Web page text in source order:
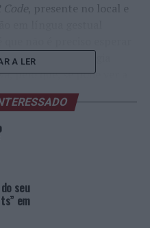
Code, presente no local e
que esta tecnologia
pelo que, se pode ver a
necessárias.
papel educativo que, o
país, tem,
Quebrar
incluir todos e para que
vida marinha. Este
para a
A LER
seu
em